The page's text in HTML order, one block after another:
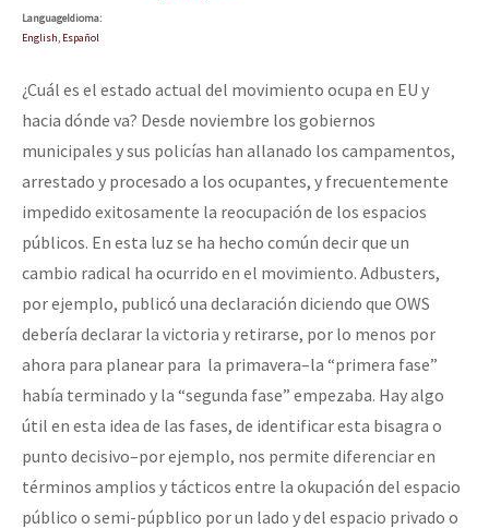
LanguageIdioma:
English, Español
¿Cuál es el estado actual del movimiento ocupa en EU y
hacia dónde va? Desde noviembre los gobiernos
municipales y sus policías han allanado los campamentos,
arrestado y procesado a los ocupantes, y frecuentemente
impedido exitosamente la reocupación de los espacios
públicos. En esta luz se ha hecho común decir que un
cambio radical ha ocurrido en el movimiento. Adbusters,
por ejemplo, publicó una declaración diciendo que OWS
debería declarar la victoria y retirarse, por lo menos por
ahora para planear para la primavera–la “primera fase”
había terminado y la “segunda fase” empezaba. Hay algo
útil en esta idea de las fases, de identificar esta bisagra o
punto decisivo–por ejemplo, nos permite diferenciar en
términos amplios y tácticos entre la okupación del espacio
público o semi-púpblico por un lado y del espacio privado o